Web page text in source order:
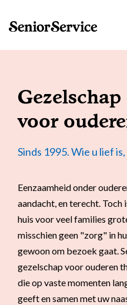
Verwijzers
Nachtzorg
24-uurs zorg
Welzijn
Dementiezorg
Aanvullende
Hulp voor ouderen
zorgverzekeraars
Wlz
(Hulp bij) pgb
Lidmaatschap
Mantelzorger
Ontdek wie we zijn
Ons verhaal
Nieuws
Lid worden
Vragen &
Cliëntenraad
Kwaliteitsbeeld
Contact
Alle voordelen op
rij
Eén vast gezicht
Meer
Bel mij
Zelf kiezen op
Bel ons:
voor
Sinds 1995. Wie u lief
Eenzaamheid onder
aandacht, en terecht. Toch
huis voor veel families
misschien geen "zorg" in
gewoon om bezoek gaat.
gezelschap voor ouderen
die op vaste momenten
geeft en samen met uw